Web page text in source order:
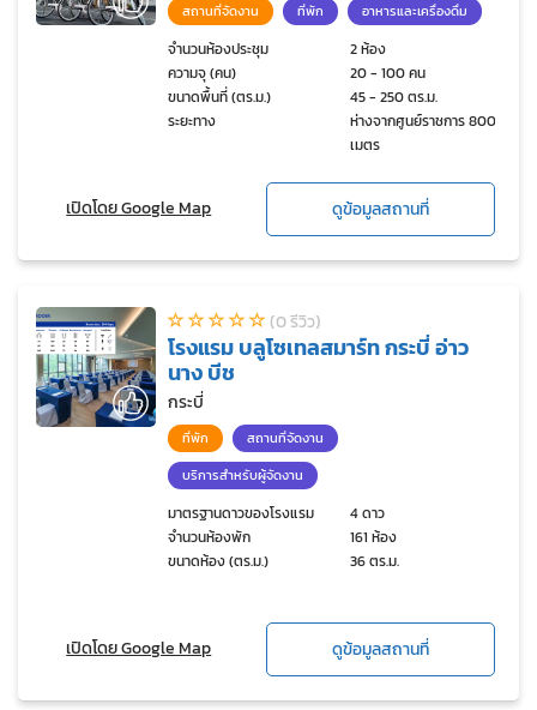
สถานที่จัดงาน ที่พัก อาหารและเครื่องดื่ม
จำนวนห้องประชุม
2 ห้อง
ความจุ (คน)
20 - 100 คน
ขนาดพื้นที่ (ตร.ม.)
45 - 250 ตร.ม.
ระยะทาง
ห่างจากศูนย์ราชการ 800
เมตร
เปิดโดย Google Map ดูข้อมูลสถานที่
(0 รีวิว)
โรงแรม บลูโซเทลสมาร์ท กระบี่ อ่าว
นาง บีช
กระบี่
ที่พัก
สถานที่จัดงาน
บริการสำหรับผู้จัดงาน
มาตรฐานดาวของโรงแรม
4 ดาว
จำนวนห้องพัก
161 ห้อง
ขนาดห้อง (ตร.ม.)
36 ตร.ม.
เปิดโดย Google Map ดูข้อมูลสถานที่